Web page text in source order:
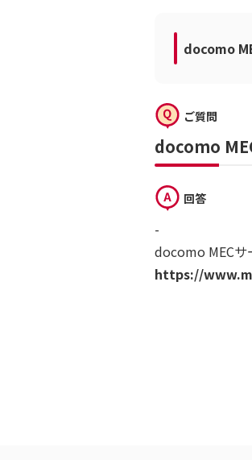
docomo
ご質問
docomo
回答
-
docomo MECサ
https://